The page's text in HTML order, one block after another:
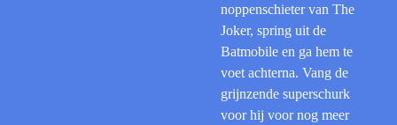
noppenschieter van The
Joker, spring uit de
Batmobile en ga hem te
voet achterna. Vang de
grijnzende superschurk
voor hij voor nog meer